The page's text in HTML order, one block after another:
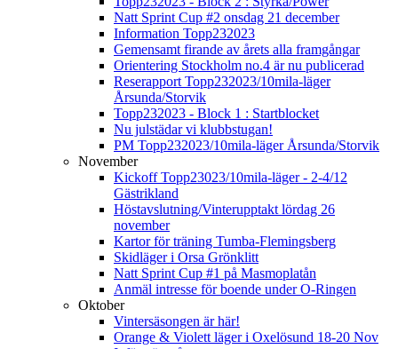
Natt Sprint Cup #2 onsdag 21 december
Information Topp232023
Gemensamt firande av årets alla framgångar
Orientering Stockholm no.4 är nu publicerad
Reserapport Topp232023/10mila-läger
Årsunda/Storvik
Topp232023 - Block 1 : Startblocket
Nu julstädar vi klubbstugan!
PM Topp232023/10mila-läger Årsunda/Storvik
November
Kickoff Topp23023/10mila-läger - 2-4/12
Gästrikland
Höstavslutning/Vinterupptakt lördag 26
november
Kartor för träning Tumba-Flemingsberg
Skidläger i Orsa Grönklitt
Natt Sprint Cup #1 på Masmoplatån
Anmäl intresse för boende under O-Ringen
Oktober
Vintersäsongen är här!
Orange & Violett läger i Oxelösund 18-20 Nov